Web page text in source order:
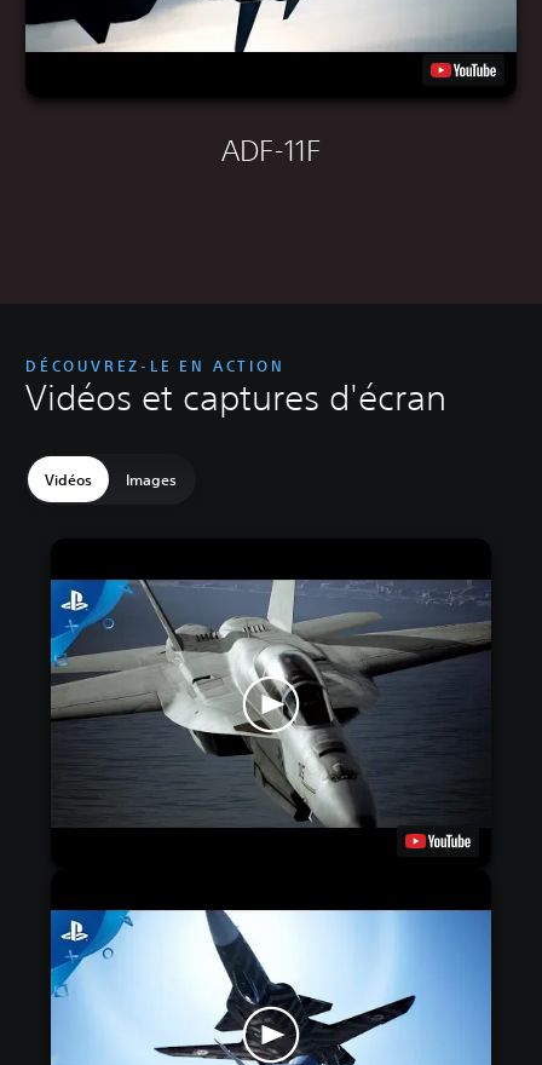
ADF-11F
DÉCOUVREZ-LE EN ACTION
Vidéos et captures d'écran
Vidéos Images